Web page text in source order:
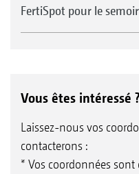
FertiSpot pour le
Vous êtes intéressé ?
Laissez-nous vos
contacterons :
* Vos coordonnées